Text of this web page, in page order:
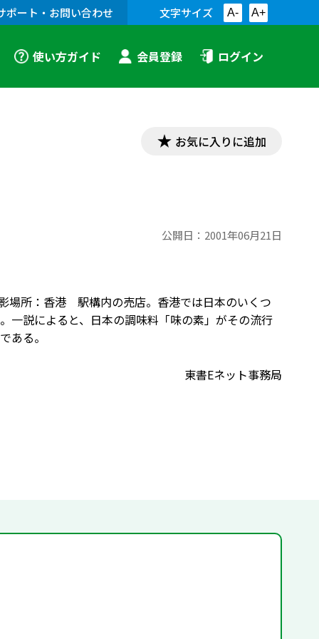
ポート・お問い合わせ 文字サイズ A- A+
使い方ガイド 会員登録 ログイン
お気に入りに追加
公開日： 2001年06月21日
所：香港 駅構内の売店。香港では日本のいくつ
説によると、日本の調味料「味の素」がその流行
ある。
東書Eネット事務局